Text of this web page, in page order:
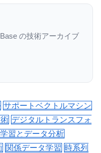
の技術アーカイブ
サポートベクトルマシン
デジタルトランスフォ
習とデータ分析
関係データ学習 時系列